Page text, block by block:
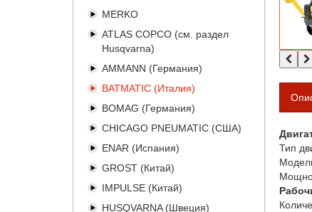
MERKO
ATLAS COPCO (см. раздел
Husqvarna)
AMMANN (Германия)
BATMATIC (Италия)
BOMAG (Германия)
CHICAGO PNEUMATIC (США)
ENAR (Испания)
GROST (Китай)
IMPULSE (Китай)
HUSQVARNA (Швеция)
Тип